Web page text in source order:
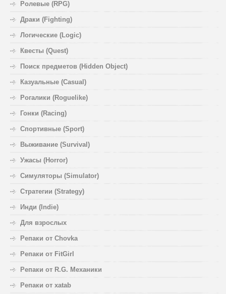
Ролевые (RPG)
Драки (Fighting)
Логические (Logic)
Квесты (Quest)
Поиск предметов (Hidden Object)
Казуальные (Casual)
Рогалики (Roguelike)
Гонки (Racing)
Спортивные (Sport)
Выживание (Survival)
Ужасы (Horror)
Симуляторы (Simulator)
Стратегии (Strategy)
Инди (Indie)
Для взрослых
Репаки от Chovka
Репаки от FitGirl
Репаки от R.G. Механики
Репаки от xatab